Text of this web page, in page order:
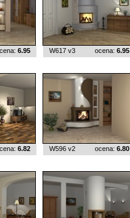
6.95 W617 v3 ocena: 6.95
6.82 W596 v2 ocena: 6.80